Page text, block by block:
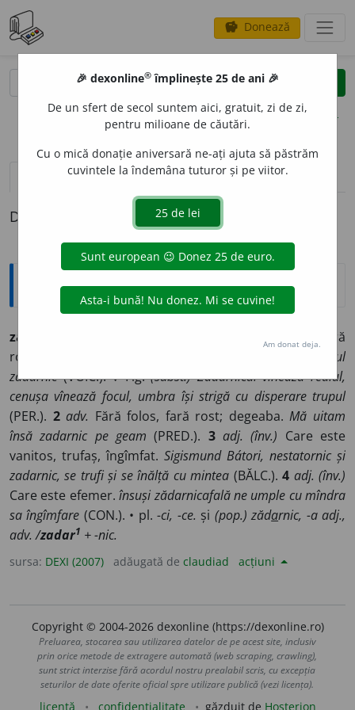
savings Donează
clear
opțiuni
definiții (1) pronunțievolume_up (13)
Definiția cu ID-ul 1245658:
Explicative DEX
zad
Care este fără folos, fară
rost; nefolositor, inutil.
Privea deșarta caznă și robotul
zadarnic(VOIC.). ◊ Fig.(subst.) Zadarnicul vînează realul,
cenușa vînează focul, umbra își strigă cu disperare trupul
(PER.). 2 adv. Fără folos, fară rost; degeaba.Mă uitam
însă zadarnic pe geam (PRED.). 3 adj. (înv.) Care este
vanitos, trufaș, îngîmfat. Sigismund Bátori, nestatornic și
zadarnic, se trufi și se înălță cu mintea (BĂLC.).4 adj. (înv.)
Care este efemer.însuși zădarnicafală ne umple cu mîndra
sa îngîmfare (CON.). • pl.-ci, -ce. și (pop.) zădarnic, -a adj.,
adv. /zadar1 + -nic.
sursa: DEXI (2007) adăugată de claudiad acțiuni
Copyright © 2004-2026 dexonline (https://dexonline.ro)
Preluarea, stocarea sau utilizarea datelor de pe acest site, inclusiv
prin orice metode de extragere automată (web scraping, crawling),
sunt strict interzise fără acordul nostru prealabil scris, cu excepția
seturilor de date oferite oficial spre utilizare publică (vezi licența).
licență confidențialitate găzduit de Hosterion
🎉 dexonline® împlinește 25 de ani 🎉
De un sfert de secol suntem aici, gratuit, zi de zi,
pentru milioane de căutări.
Cu o mică donație aniversară ne-ați ajuta să păstrăm
cuvintele la îndemâna tuturor și pe viitor.
Am donat deja.